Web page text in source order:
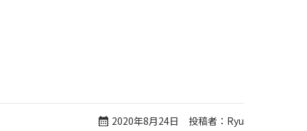
2020年8月24日 投稿者：Ryu